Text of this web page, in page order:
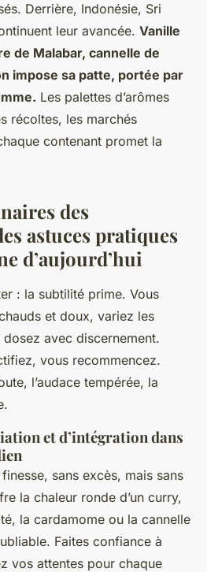
Derrière, Indonésie, Sri
leur avancée. Vanille
de Malabar, cannelle de
impose sa patte, portée par
Les palettes d’arômes
récoltes, les marchés
contenant promet la
des
astuces pratiques
d’aujourd’hui
: la subtilité prime. Vous
et doux, variez les
avec discernement.
vous recommencez.
l’audace tempérée, la
et d’intégration dans
sans excès, mais sans
la chaleur ronde d’un curry,
la cardamome ou la cannelle
Faites confiance à
vos attentes pour chaque